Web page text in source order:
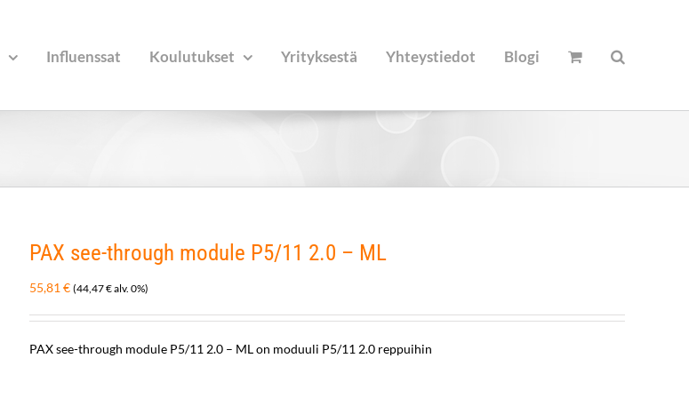
Influenssat Koulutukset Yrityksestä Yhteystiedot Blogi
PAX see-through module P5/11 2.0 – ML
55,81 € (44,47€alv. 0%)
PAX see-through module P5/11 2.0 – ML on moduuli P5/11 2.0 reppuihin